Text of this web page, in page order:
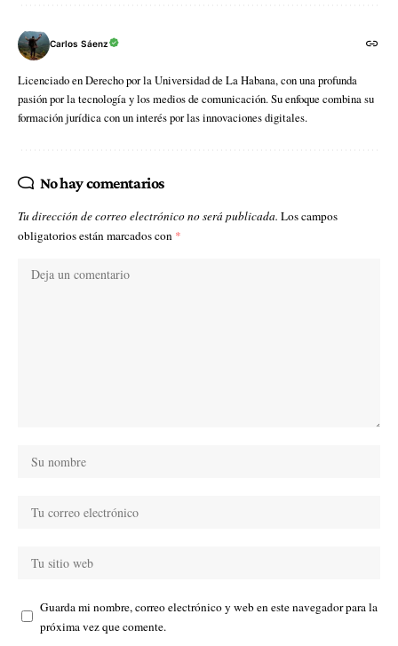
Carlos Sáenz
Licenciado en Derecho por la Universidad de La Habana, con una profunda
pasión por la tecnología y los medios de comunicación. Su enfoque combina su
formación jurídica con un interés por las innovaciones digitales.
No hay comentarios
Tu dirección de correo electrónico no será publicada. Los campos
obligatorios están marcados con *
Guarda mi nombre, correo electrónico y web en este navegador para la
próxima vez que comente.